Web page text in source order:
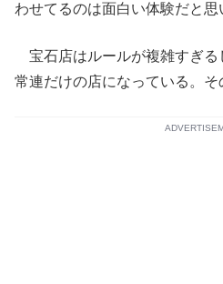
わせてるのは面白い体験だと思
宝石店はルールが複雑すぎる
常連だけの店になっている。そ